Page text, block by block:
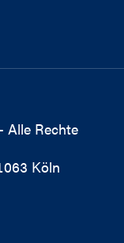
Alle Rechte
Köln